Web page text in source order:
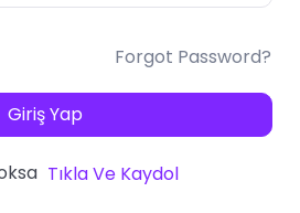
Forgot Password?
Giriş Yap
Tıkla Ve Kaydol